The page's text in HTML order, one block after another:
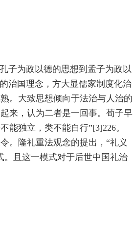
子为政以德的思想到孟子为政以
治国理念，方大显儒家制度化治
。大致思想倾向于法治与人治的
来，认为二者是一回事。荀子早
能独立，类不能自行”[3]226。
。隆礼重法观念的提出，“礼义
。且这一模式对于后世中国礼治